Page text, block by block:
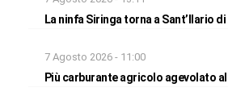
La ninfa Siringa torna a Sant’Ilario
7 Agosto 2026 - 11:00
Più carburante agricolo agevolato